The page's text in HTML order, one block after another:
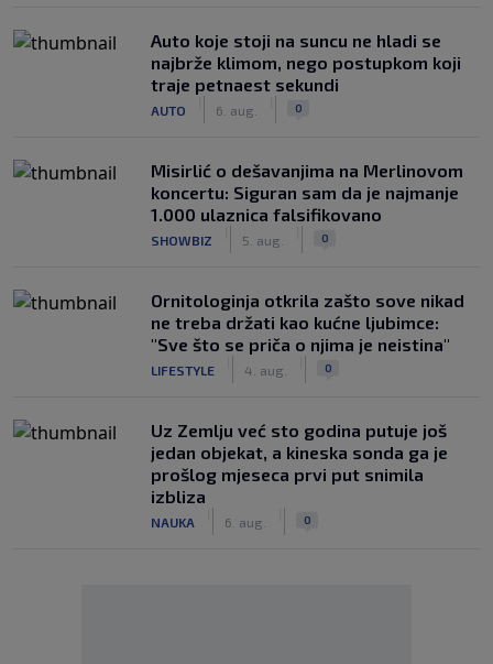
Auto koje stoji na suncu ne hladi se
najbrže klimom, nego postupkom koji
traje petnaest sekundi
AUTO 6. aug. 0
Misirlić o dešavanjima na Merlinovom
koncertu: Siguran sam da je najmanje
1.000 ulaznica falsifikovano
SHOWBIZ 5. aug. 0
Ornitologinja otkrila zašto sove nikad
ne treba držati kao kućne ljubimce:
"Sve što se priča o njima je neistina"
LIFESTYLE 4. aug. 0
Uz Zemlju već sto godina putuje još
jedan objekat, a kineska sonda ga je
prošlog mjeseca prvi put snimila
izbliza
NAUKA 6. aug. 0